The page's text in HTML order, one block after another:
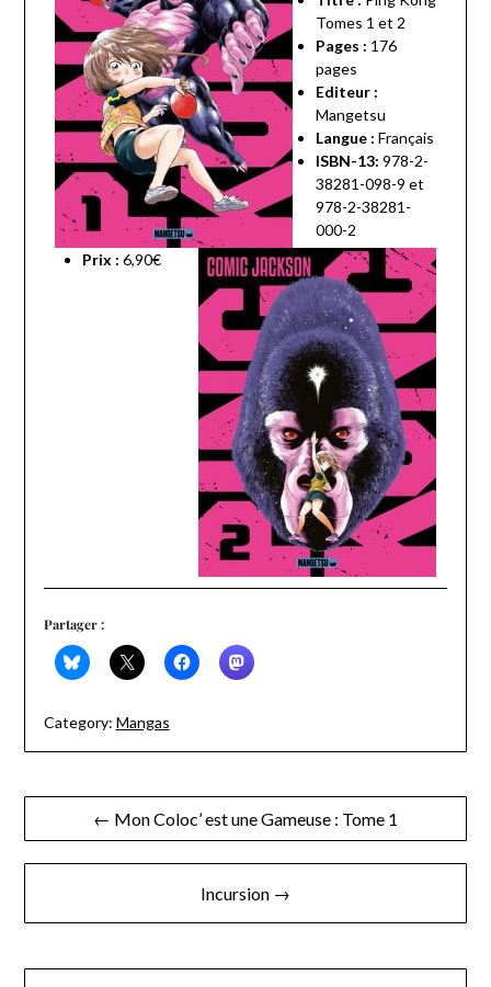
Tomes 1 et 2
Pages : 176
pages
Editeur :
Mangetsu
Langue : Français
ISBN-13: 978-2-
38281-098-9 et
978-2-38281-
000-2
Prix : 6,90€
Partager :
Category: Mangas
Navigation
de
← Mon Coloc’ est une Gameuse : Tome 1
Incursion →